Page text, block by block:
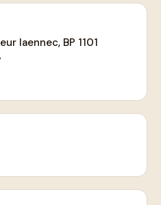
laennec, BP 1101